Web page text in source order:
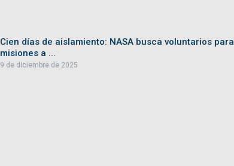
Cien días de aislamiento: NASA busca voluntarios para
misiones a ...
9 de diciembre de 2025